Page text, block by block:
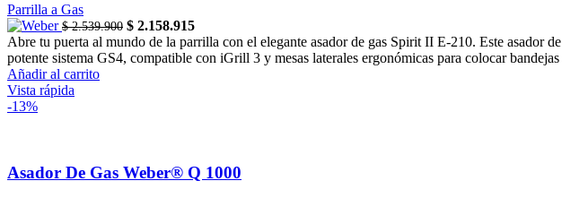
Parrilla a Gas
$2.539.900 Original
price
was:
$ 2.158.915Current
price
is:
Abre tu puerta al mundo de la parrilla con el elegante asador de gas Spirit II E-210. Este asador
potente sistema GS4, compatible con iGrill 3 y mesas laterales ergonómicas para colocar
Añadir al carrito
Vista rápida
-13%
Asador De Gas Weber® Q 1000